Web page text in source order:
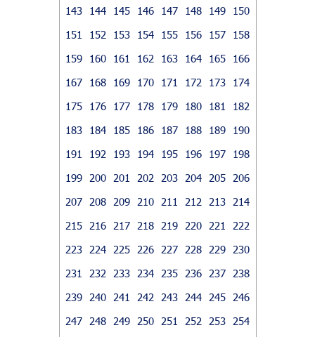
143
144 145 146 147 148 149
150
151
152 153 154 155 156 157
158
159
160 161 162 163 164 165
166
167
168 169 170 171 172 173
174
175
176 177 178 179 180 181
182
183
184 185 186 187 188 189
190
191
192 193 194 195 196 197
198
199
200 201 202 203 204 205
206
207
208 209 210 211 212 213
214
215
216 217 218 219 220 221
222
223
224 225 226 227 228 229
230
231
232 233 234 235 236 237
238
239
240 241 242 243 244 245
246
247
248 249 250 251 252 253
254